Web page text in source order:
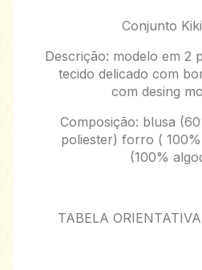
Conjunto
Descrição: modelo em 2
tecido delicado com
com desing
Composição: blusa
poliester) forro (
(100%
TABELA